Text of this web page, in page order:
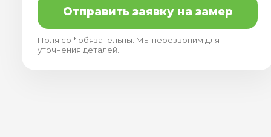
Отправить заявку на замер
Поля со * обязательны. Мы перезвоним для
уточнения деталей.